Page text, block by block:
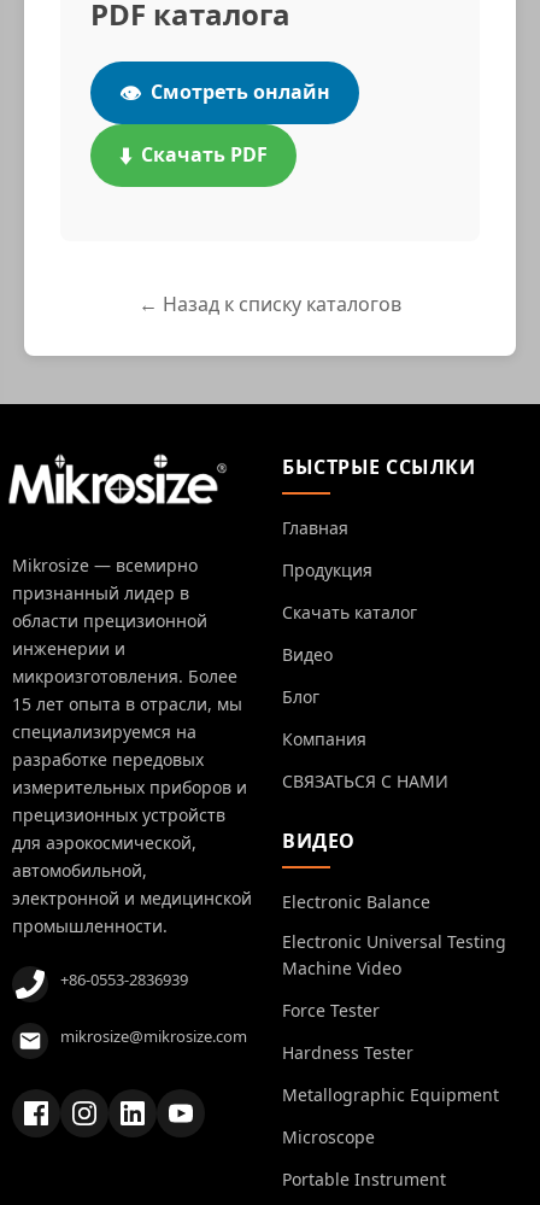
PDF каталога
👁️ Смотреть онлайн
⬇️ Скачать PDF
← Назад к списку каталогов
Mikrosize — всемирно
признанный лидер в
области прецизионной
инженерии и
микроизготовления. Более
15 лет опыта в отрасли, мы
специализируемся на
разработке передовых
измерительных приборов и
прецизионных устройств
для аэрокосмической,
автомобильной,
электронной и медицинской
промышленности.
+86-0553-2836939
mikrosize@mikrosize.com
БЫСТРЫЕ ССЫЛКИ
Главная
Продукция
Скачать каталог
Видео
Блог
Компания
СВЯЗАТЬСЯ С НАМИ
ВИДЕО
Electronic Balance
Electronic Universal Testing
Machine Video
Force Tester
Hardness Tester
Metallographic Equipment
Microscope
Portable Instrument